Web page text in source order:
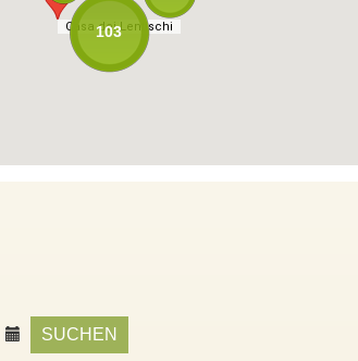
Casa dei Lentischi
103
Casa dei Lentischi
SUCHEN